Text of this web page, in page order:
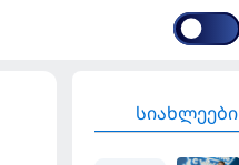
სიახლეები